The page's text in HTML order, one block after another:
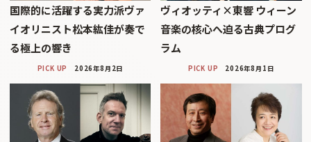
国際的に活躍する実力派ヴァ
イオリニスト松本紘佳が奏で
る極上の響き
PICK UP 2026年8月2日
ヴィオッティ×東響 ウィーン
音楽の核心へ迫る古典プログ
ラム
PICK UP 2026年8月1日